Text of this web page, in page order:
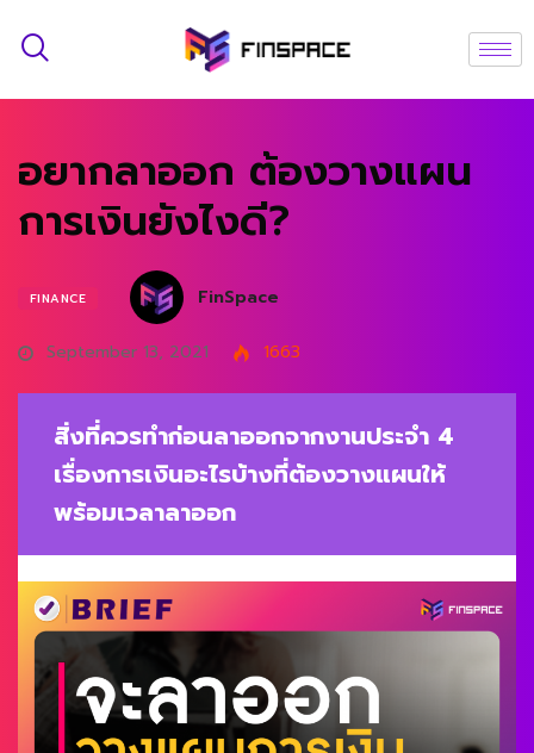
อยากลาออก ต้องวางแผน
การเงินยังไงดี?
FINANCE FinSpace
September 13, 2021 1663
สิ่งที่ควรทำก่อนลาออกจากงานประจำ 4
เรื่องการเงินอะไรบ้างที่ต้องวางแผนให้
พร้อมเวลาลาออก